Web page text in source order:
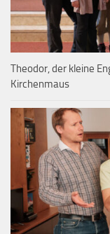
Theodor, der kleine
Kirchenmaus